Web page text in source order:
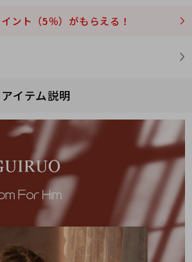
ント（5％）がもらえる！
アイテム説明